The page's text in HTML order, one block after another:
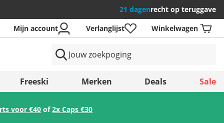
21 dagenrecht op teruggave
Opslaan
Mijn account Verlanglijst Winkelwagen
Freeski Merken Deals Sale
voor €40 of2x Caps €30